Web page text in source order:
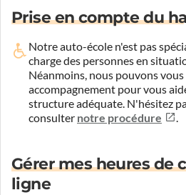
Prise en compte du
Notre auto-école n'est pas
charge des personnes en
Néanmoins, nous pouvons
accompagnement pour vous
structure adéquate. N'hésitez
consulter notre procédure
Gérer mes heures de
ligne